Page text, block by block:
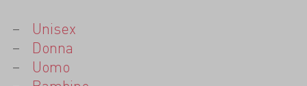
Unisex
Donna
Uomo